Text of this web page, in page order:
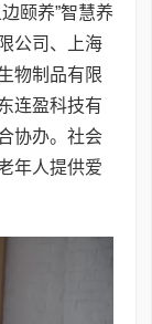
颐养”智慧养
公司、上海
物制品有限
连盈科技有
协办。社会
年人提供爱